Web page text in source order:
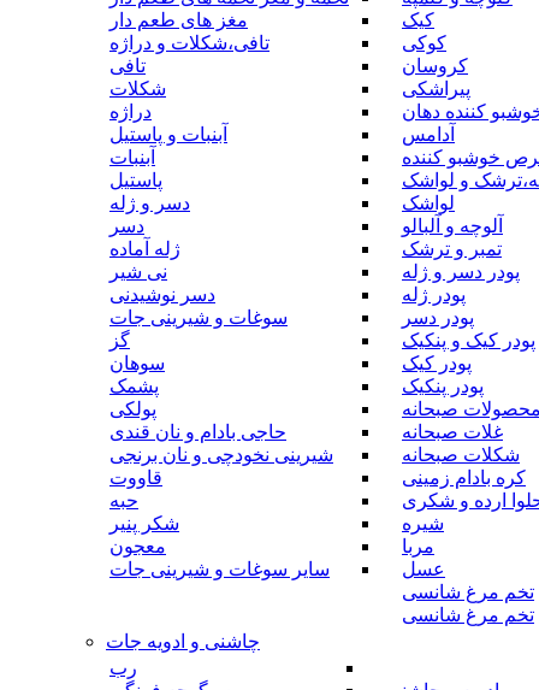
کیک
کوکی
کروسان
پیراشکی
کننده دهان
آدامس
خوشبو کننده
و لواشک
لواشک
آلوچه و آلبالو
تمبر و ترشک
پودر دسر و ژله
پودر ژله
پودر دسر
پودر کیک و پنکیک
پودر کیک
پودر پنکیک
محصولات صبحانه
غلات صبحانه
شکلات صبحانه
کره بادام زمینی
ارده و شکری
شیره
مربا
عسل
تخم مرغ شانسی
تخم مرغ شانسی
مغز های طعم دار
تافی،شکلات و دراژه
تافی
شکلات
دراژه
آبنبات و پاستیل
آبنبات
پاستیل
دسر و ژله
دسر
ژله آماده
نی شیر
دسر نوشیدنی
سوغات و شیرینی جات
گز
سوهان
پشمک
پولکی
حاجی بادام و نان قندی
شیرینی نخودچی و نان برنجی
قاووت
حبه
شکر پنیر
معجون
سایر سوغات و شیرینی جات
چاشنی و ادویه جات
رب